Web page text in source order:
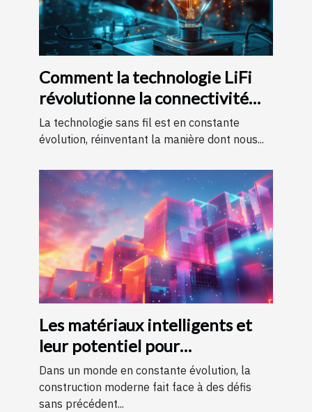
Comment la technologie LiFi
révolutionne la connectivité
internet
La technologie sans fil est en constante
évolution, réinventant la manière dont nous...
Les matériaux intelligents et
leur potentiel pour
transformer la construction
moderne
Dans un monde en constante évolution, la
construction moderne fait face à des défis
sans précédent...